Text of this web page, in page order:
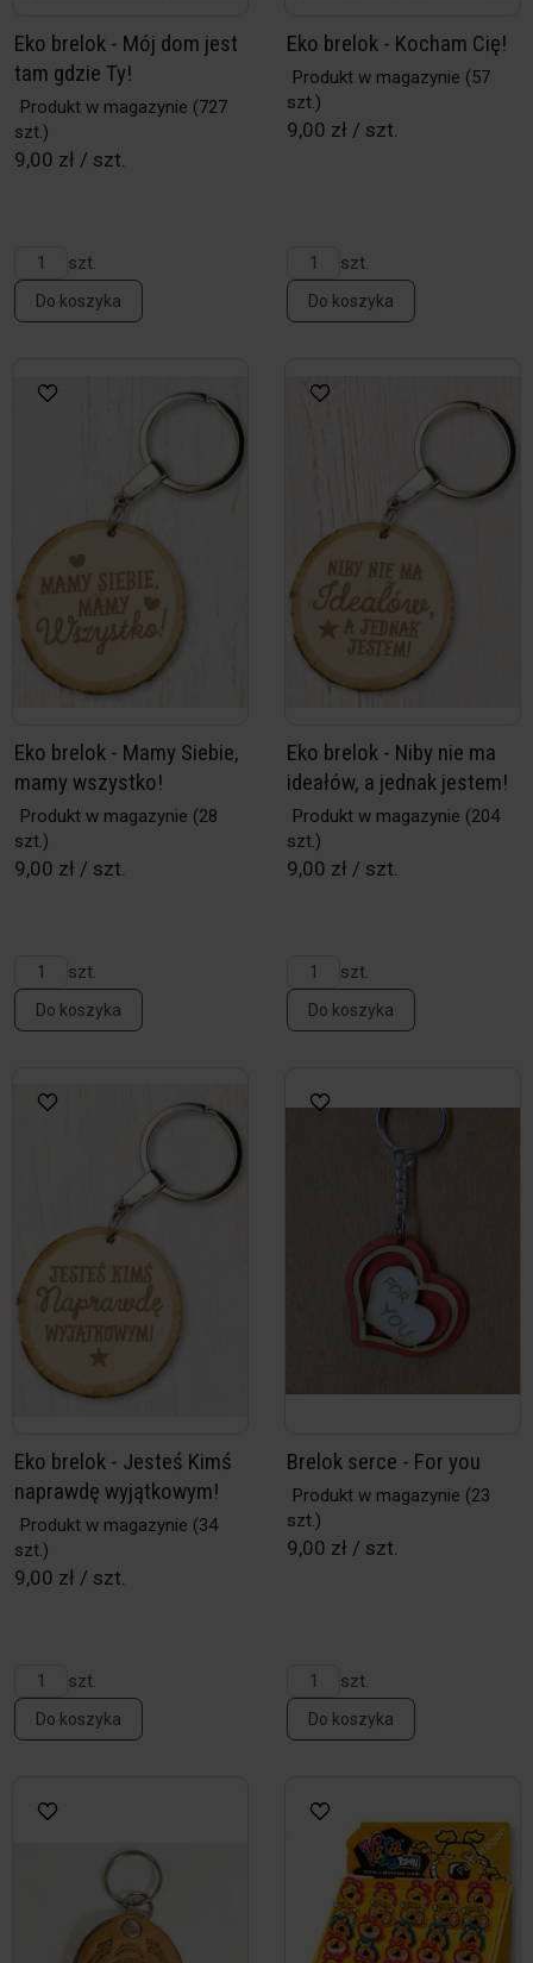
Eko brelok - Mój dom jest
tam gdzie Ty!
Produkt w magazynie (727
szt.)
9,00 zł / szt.
szt.
Do koszyka
Eko brelok - Kocham Cię!
Produkt w magazynie (57
szt.)
9,00 zł / szt.
szt.
Do koszyka
Eko brelok - Mamy Siebie,
mamy wszystko!
Produkt w magazynie (28
szt.)
9,00 zł / szt.
szt.
Do koszyka
Eko brelok - Niby nie ma
ideałów, a jednak jestem!
Produkt w magazynie (204
szt.)
9,00 zł / szt.
szt.
Do koszyka
Eko brelok - Jesteś Kimś
naprawdę wyjątkowym!
Produkt w magazynie (34
szt.)
9,00 zł / szt.
szt.
Do koszyka
Brelok serce - For you
Produkt w magazynie (23
szt.)
9,00 zł / szt.
szt.
Do koszyka